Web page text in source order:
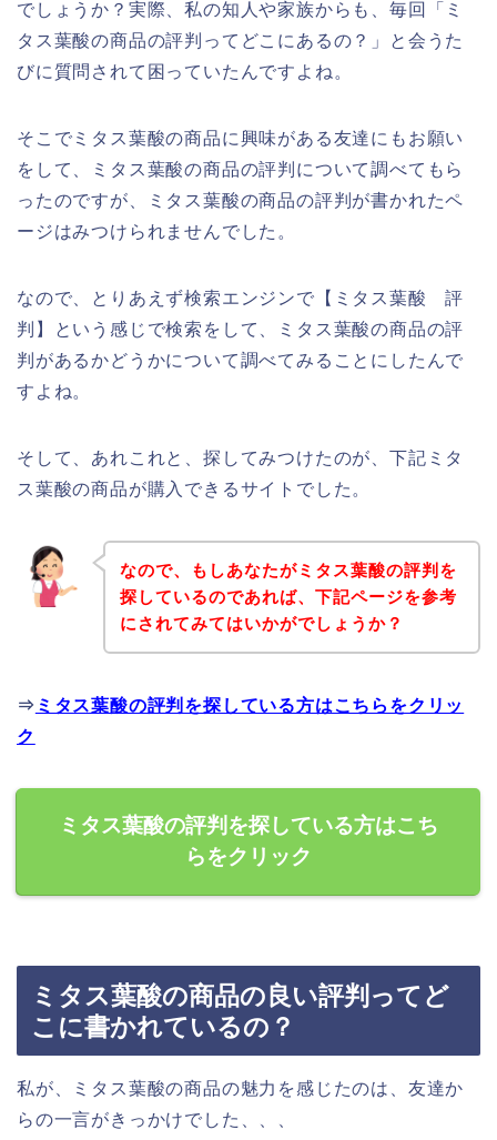
でしょうか？実際、私の知人や家族からも、毎回「ミ
タス葉酸の商品の評判ってどこにあるの？」と会うた
びに質問されて困っていたんですよね。
そこでミタス葉酸の商品に興味がある友達にもお願い
をして、ミタス葉酸の商品の評判について調べてもら
ったのですが、ミタス葉酸の商品の評判が書かれたペ
ージはみつけられませんでした。
なので、とりあえず検索エンジンで【ミタス葉酸 評
判】という感じで検索をして、ミタス葉酸の商品の評
判があるかどうかについて調べてみることにしたんで
すよね。
そして、あれこれと、探してみつけたのが、下記ミタ
ス葉酸の商品が購入できるサイトでした。
なので、もしあなたがミタス葉酸の評判を
探しているのであれば、下記ページを参考
にされてみてはいかがでしょうか？
⇒ ミタス葉酸の評判を探している方はこちらをクリッ
ク
ミタス葉酸の評判を探している方はこち
らをクリック
ミタス葉酸の商品の良い評判ってど
こに書かれているの？
私が、ミタス葉酸の商品の魅力を感じたのは、友達か
らの一言がきっかけでした、、、